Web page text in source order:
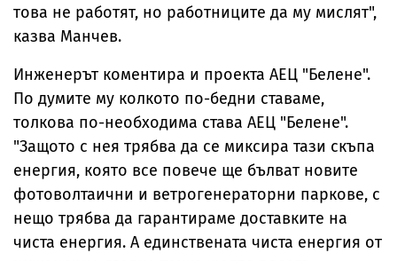
това не работят, но работниците да му мислят",
казва Манчев.
Инженерът коментира и проекта АЕЦ "Белене".
По думите му колкото по-бедни ставаме,
толкова по-необходима става АЕЦ "Белене".
"Защото с нея трябва да се миксира тази скъпа
енергия, която все повече ще бълват новите
фотоволтаични и ветрогенераторни паркове, с
нещо трябва да гарантираме доставките на
чиста енергия. А единствената чиста енергия от